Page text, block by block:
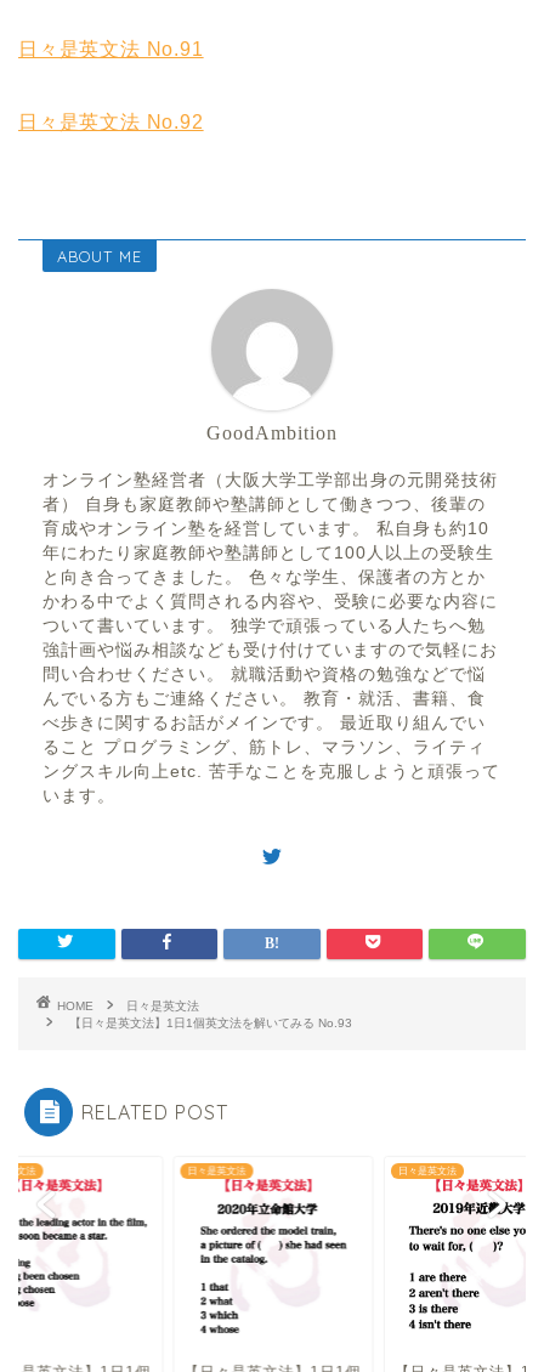
日々是英文法 No.91
日々是英文法 No.92
ABOUT ME
GoodAmbition
オンライン塾経営者（大阪大学工学部出身の元開発技術
者） 自身も家庭教師や塾講師として働きつつ、後輩の
育成やオンライン塾を経営しています。 私自身も約10
年にわたり家庭教師や塾講師として100人以上の受験生
と向き合ってきました。 色々な学生、保護者の方とか
かわる中でよく質問される内容や、受験に必要な内容に
ついて書いています。 独学で頑張っている人たちへ勉
強計画や悩み相談なども受け付けていますので気軽にお
問い合わせください。 就職活動や資格の勉強などで悩
んでいる方もご連絡ください。 教育・就活、書籍、食
べ歩きに関するお話がメインです。 最近取り組んでい
ること プログラミング、筋トレ、マラソン、ライティ
ングスキル向上etc. 苦手なことを克服しようと頑張って
います。
HOME
日々是英文法
【日々是英文法】1日1個英文法を解いてみる No.93
RELATED POST
英文法 日々是英文法 日々是英文法